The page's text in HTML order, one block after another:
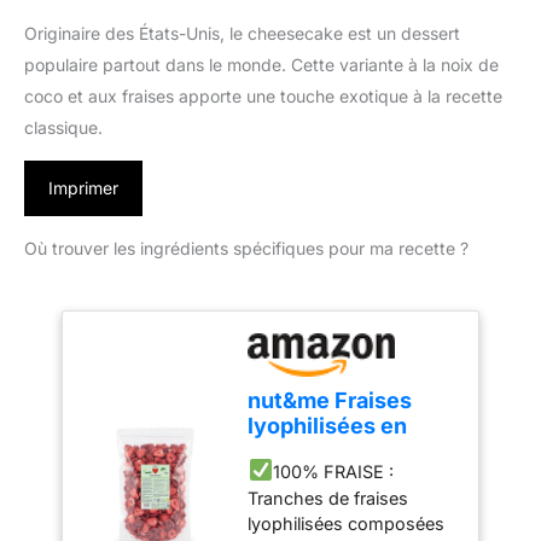
Originaire des États-Unis, le cheesecake est un dessert
populaire partout dans le monde. Cette variante à la noix de
coco et aux fraises apporte une touche exotique à la recette
classique.
Imprimer
Où trouver les ingrédients spécifiques pour ma recette ?
nut&me Fraises
lyophilisées en
100% FRAISE :
Tranches de fraises
lyophilisées composées